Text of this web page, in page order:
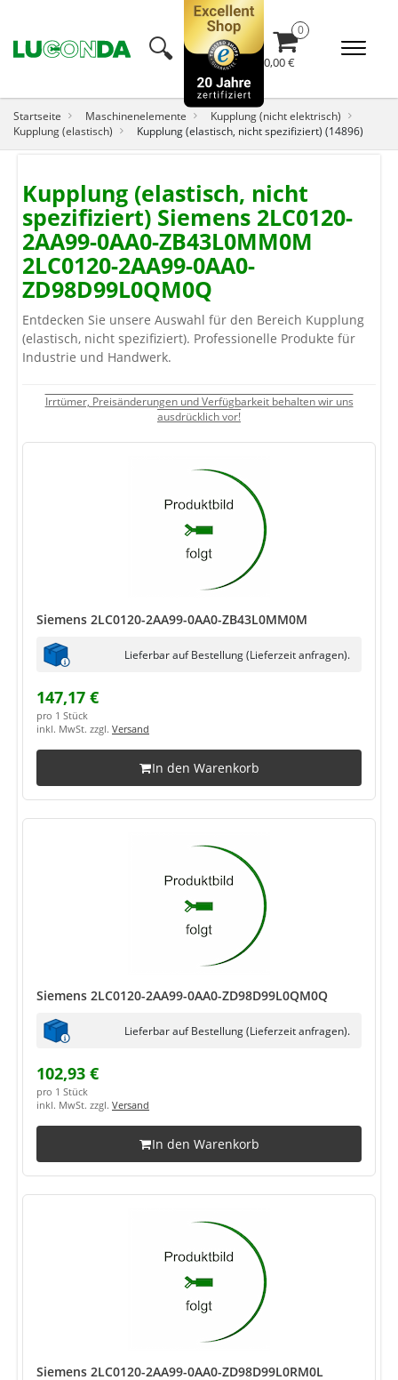
🔍︎ 0,00 €
Startseite Maschinenelemente
Kupplung (nicht elektrisch)
Kupplung (elastisch)
Kupplung (elastisch, nicht spezifiziert) (14896)
Kupplung (elastisch, nicht
spezifiziert) Siemens 2LC0120-
2AA99-0AA0-ZB43L0MM0M
2LC0120-2AA99-0AA0-
ZD98D99L0QM0Q
Entdecken Sie unsere Auswahl für den Bereich Kupplung
(elastisch, nicht spezifiziert). Professionelle Produkte für
Industrie und Handwerk.
Irrtümer, Preisänderungen und Verfügbarkeit behalten wir uns
ausdrücklich vor!
Siemens 2LC0120-2AA99-0AA0-ZB43L0MM0M
Lieferbar auf Bestellung (Lieferzeit anfragen).
147,17 €
pro 1 Stück
inkl. MwSt. zzgl. Versand
In den Warenkorb
Siemens 2LC0120-2AA99-0AA0-ZD98D99L0QM0Q
Lieferbar auf Bestellung (Lieferzeit anfragen).
102,93 €
pro 1 Stück
inkl. MwSt. zzgl. Versand
In den Warenkorb
Siemens 2LC0120-2AA99-0AA0-ZD98D99L0RM0L